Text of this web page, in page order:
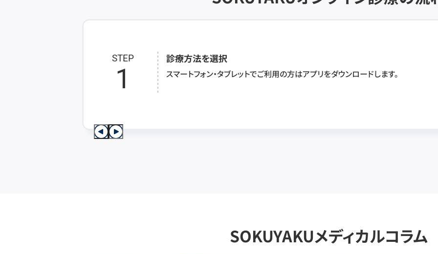
STEP
1
診療方法を選択
スマートフォン・タブレットでご利用の方はアプリをダウンロードします。
SOKUYAKUメディカルコラム